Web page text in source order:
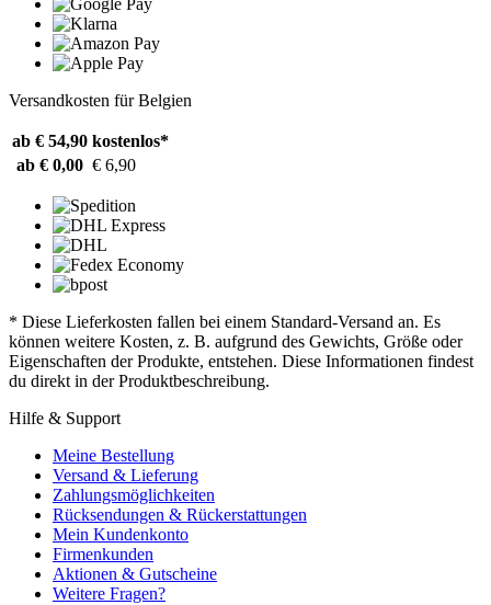
Versandkosten für Belgien
ab € 54,90 kostenlos*
ab € 0,00 € 6,90
* Diese Lieferkosten fallen bei einem Standard-Versand an. Es
können weitere Kosten, z. B. aufgrund des Gewichts, Größe oder
Eigenschaften der Produkte, entstehen. Diese Informationen findest
du direkt in der Produktbeschreibung.
Hilfe & Support
Meine Bestellung
Versand & Lieferung
Zahlungsmöglichkeiten
Rücksendungen & Rückerstattungen
Mein Kundenkonto
Firmenkunden
Aktionen & Gutscheine
Weitere Fragen?